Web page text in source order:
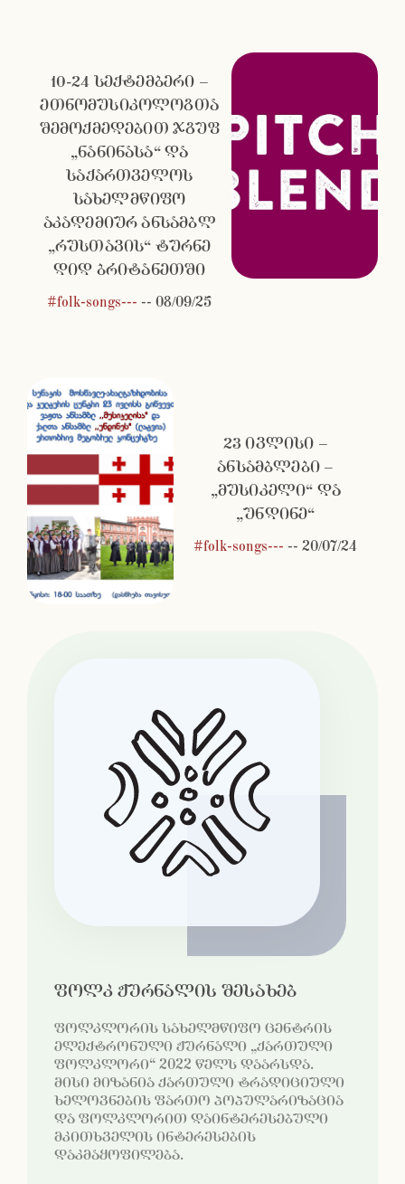
10-24 სექტემბერი –
ეთნომუსიკოლოგთა
შემოქმედებით ჯგუფ
„ნანინასა“ და
საქართველოს
სახელმწიფო
აკადემიურ ანსამბლ
„რუსთავის“ ტურნე
დიდ ბრიტანეთში
#folk-songs--- -- 08/09/25
23 ივლისი –
ანსამბლები –
„მუსიკელი“ და
„უნდინე“
#folk-songs--- -- 20/07/24
ფოლკ ჟურნალის შესახებ
ფოლკლორის სახელმწიფო ცენტრის
ელექტრონული ჟურნალი „ქართული
ფოლკლორი“ 2022 წელს დაარსდა.
მისი მიზანია ქართული ტრადიციული
ხელოვნების ფართო პოპულარიზაცია
და ფოლკლორით დაინტერესებული
მკითხველის ინტერესების
დაკმაყოფილება.